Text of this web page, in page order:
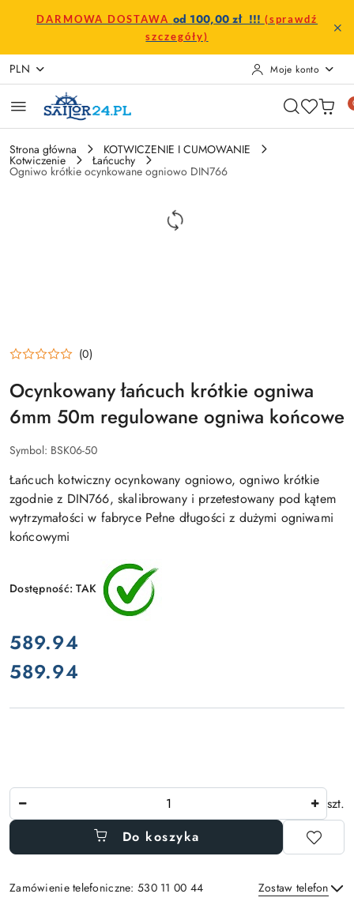
Przejdź do treści głównej
Przejdź do wyszukiwarki
Przejdź do moje konto
Przejdź do menu głównego
Przejdź do opisu produktu
Przejdź do stopki
DARMOWA DOSTAWA od 100,00 zł !!! (sprawdź
szczegóły)
PLN Moje konto
Strona główna KOTWICZENIE I CUMOWANIE
Kotwiczenie Łańcuchy
Ogniwo krótkie ocynkowane ogniowo DIN766
(0)
Ocynkowany łańcuch krótkie ogniwa
6mm 50m regulowane ogniwa końcowe
Symbol: BSK06-50
Łańcuch kotwiczny ocynkowany ogniowo, ogniwo krótkie
zgodnie z DIN766, skalibrowany i przetestowany pod kątem
wytrzymałości w fabryce Pełne długości z dużymi ogniwami
końcowymi
Dostępność:TAK
cena:
589.94
Cena:
589.94
szt.
Do koszyka
Zamówienie telefoniczne: 530 11 00 44 Zostaw telefon